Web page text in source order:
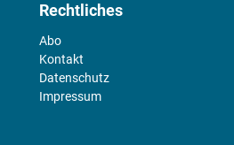
Rechtliches
Abo
Kontakt
Datenschutz
Impressum